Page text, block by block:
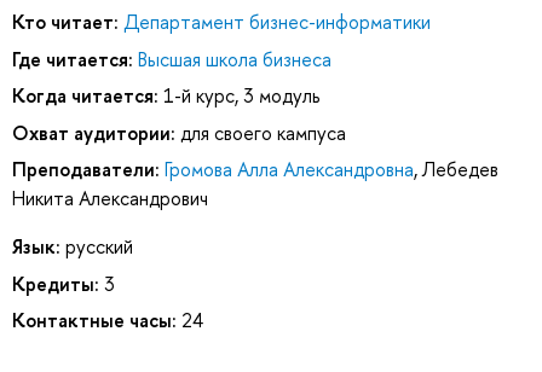
Кто читает: Департамент бизнес-информатики
Где читается: Высшая школа бизнеса
Когда читается: 1-й курс, 3 модуль
Охват аудитории: для своего кампуса
Преподаватели: Громова Алла Александровна,Лебедев
Никита Александрович
Язык: русский
Кредиты: 3
Контактные часы: 24